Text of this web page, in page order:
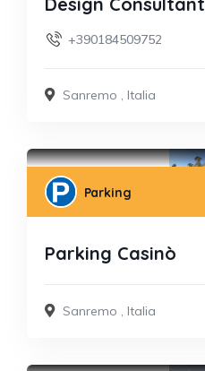
+390184509752
Sanremo , Italia
Parking
Parking Casinò
Sanremo , Italia